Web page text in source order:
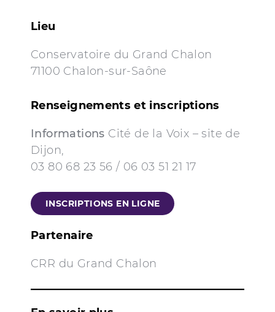
Lieu
Conservatoire du Grand Chalon
71100 Chalon-sur-Saône
Renseignements et inscriptions
Informations Cité de la Voix – site de
Dijon,
03 80 68 23 56 / 06 03 51 21 17
INSCRIPTIONS EN LIGNE
Partenaire
CRR du Grand Chalon